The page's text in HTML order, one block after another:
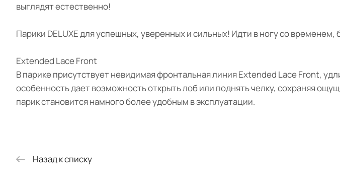
выглядят естественно!
Парики DELUXE для успешных, уверенных и сильных! Идти в ногу со
Extended Lace Front
В парике присутствует невидимая фронтальная линия Extended Lace Front,
особенность дает возможность открыть лоб или поднять челку, сохраняя
парик становится намного более удобным в эксплуатации.
Назад к списку